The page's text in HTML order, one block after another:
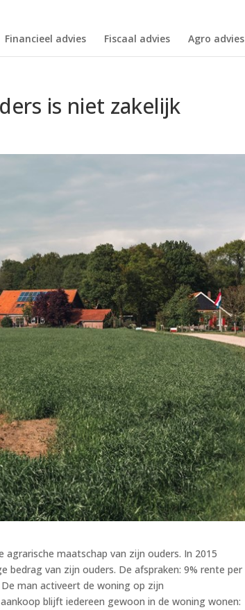
Financieel advies Fiscaal advies Agro advies
is niet zakelijk
maatschap van zijn ouders. In 2015
bedrag van zijn ouders. De afspraken: 9% rente per
man activeert de woning op zijn
blijft iedereen gewoon in de woning wonen: